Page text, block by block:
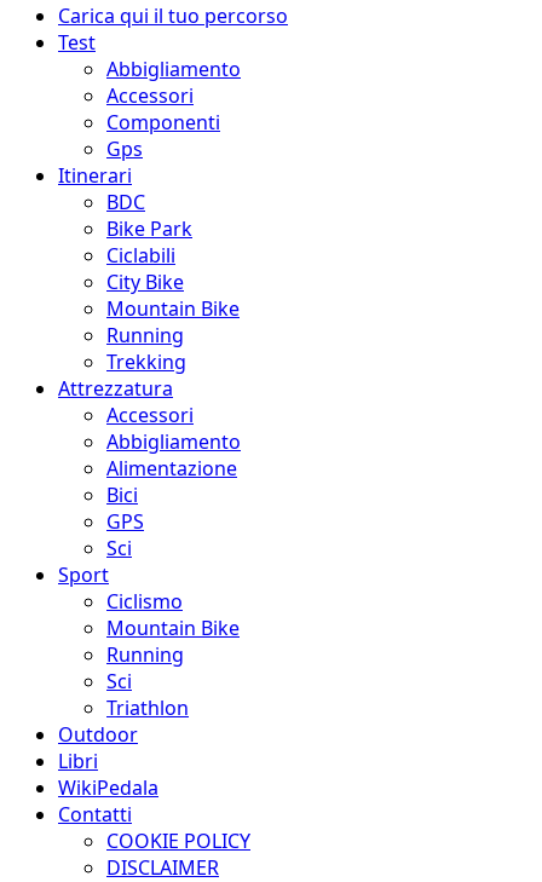
Menu
principale
Carica qui il tuo percorso
Test
Abbigliamento
Accessori
Componenti
Gps
Itinerari
BDC
Bike Park
Ciclabili
City Bike
Mountain Bike
Running
Trekking
Attrezzatura
Accessori
Abbigliamento
Alimentazione
Bici
GPS
Sci
Sport
Ciclismo
Mountain Bike
Running
Sci
Triathlon
Outdoor
Libri
WikiPedala
Contatti
COOKIE POLICY
DISCLAIMER